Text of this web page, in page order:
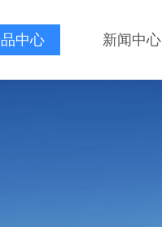
中心 新闻中心